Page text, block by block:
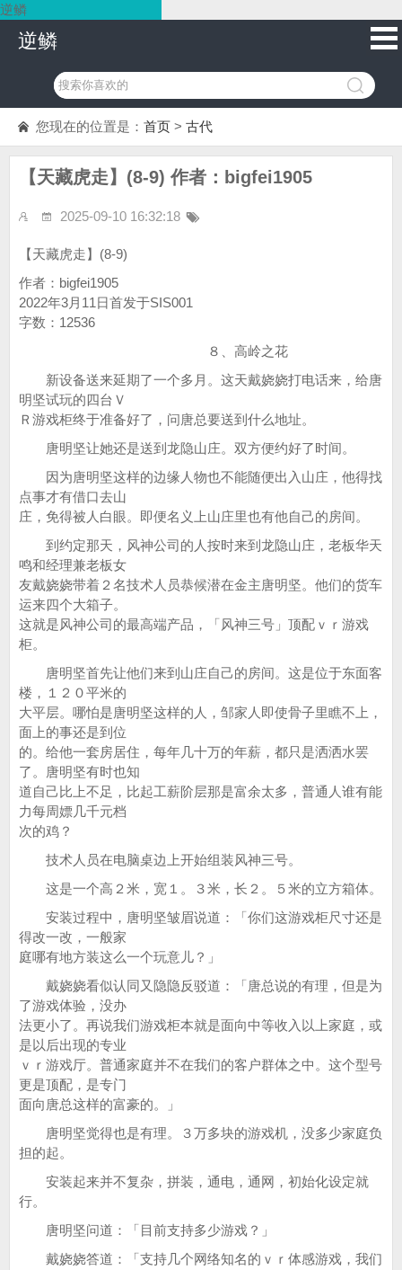
逆鳞
逆鳞
您现在的位置是： 首页 > 古代
【天藏虎走】(8-9) 作者：bigfei1905
2025-09-10 16:32:18
【天藏虎走】(8-9)
作者：bigfei1905
2022年3月11日首发于SIS001
字数：12536
８、高岭之花
新设备送来延期了一个多月。这天戴娆娆打电话来，给唐
明坚试玩的四台Ｖ
Ｒ游戏柜终于准备好了，问唐总要送到什么地址。
唐明坚让她还是送到龙隐山庄。双方便约好了时间。
因为唐明坚这样的边缘人物也不能随便出入山庄，他得找
点事才有借口去山
庄，免得被人白眼。即便名义上山庄里也有他自己的房间。
到约定那天，风神公司的人按时来到龙隐山庄，老板华天
鸣和经理兼老板女
友戴娆娆带着２名技术人员恭候潜在金主唐明坚。他们的货车
运来四个大箱子。
这就是风神公司的最高端产品，「风神三号」顶配ｖｒ游戏
柜。
唐明坚首先让他们来到山庄自己的房间。这是位于东面客
楼，１２０平米的
大平层。哪怕是唐明坚这样的人，邹家人即使骨子里瞧不上，
面上的事还是到位
的。给他一套房居住，每年几十万的年薪，都只是洒洒水罢
了。唐明坚有时也知
道自己比上不足，比起工薪阶层那是富余太多，普通人谁有能
力每周嫖几千元档
次的鸡？
技术人员在电脑桌边上开始组装风神三号。
这是一个高２米，宽１。３米，长２。５米的立方箱体。
安装过程中，唐明坚皱眉说道：「你们这游戏柜尺寸还是
得改一改，一般家
庭哪有地方装这么一个玩意儿？」
戴娆娆看似认同又隐隐反驳道：「唐总说的有理，但是为
了游戏体验，没办
法更小了。再说我们游戏柜本就是面向中等收入以上家庭，或
是以后出现的专业
ｖｒ游戏厅。普通家庭并不在我们的客户群体之中。这个型号
更是顶配，是专门
面向唐总这样的富豪的。」
唐明坚觉得也是有理。３万多块的游戏机，没多少家庭负
担的起。
安装起来并不复杂，拼装，通电，通网，初始化设定就
行。
唐明坚问道：「目前支持多少游戏？」
戴娆娆答道：「支持几个网络知名的ｖｒ体感游戏，我们